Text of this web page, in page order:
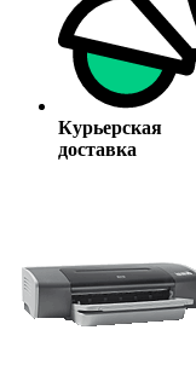
Курьерская
доставка